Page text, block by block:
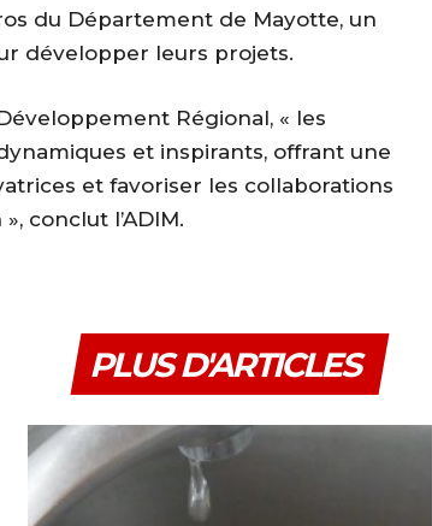
du Département de Mayotte, un
développer leurs projets.
Régional, « les
et inspirants, offrant une
et favoriser les collaborations
conclut l’ADIM.
PLUS D'ARTICLES